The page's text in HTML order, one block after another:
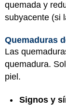
quemada y
subyacente (si
Quemaduras
Las
quemadura.
piel.
Signos y